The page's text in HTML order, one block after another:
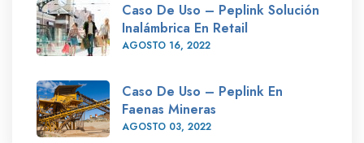
Caso De Uso – Peplink Solución
Inalámbrica En Retail
AGOSTO 16, 2022
Caso De Uso – Peplink En
Faenas Mineras
AGOSTO 03, 2022